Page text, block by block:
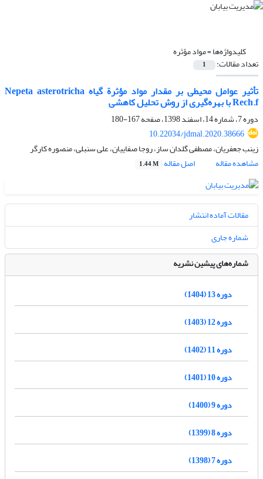
کلیدواژه‌ها =مواد مؤثره
تعداد مقالات: 1
تأثیر عوامل محیطی بر مقدار مواد مؤثرة گیاه Nepeta asterotricha
Rech.f با بهره‌گیری از روش تحلیل کاهشی
دوره 7، شماره 14، اسفند 1398، صفحه
167-180
10.22034/jdmal.2020.38666
زینب جعفریان، مصطفی گلدان ساز، روجا صفاییان، علی سنبلی، منصوره کارگر
مشاهده مقاله
اصل مقاله 1.44 M
مقالات آماده انتشار
شماره جاری
شماره‌های پیشین نشریه
دوره 13 (1404)
دوره 12 (1403)
دوره 11 (1402)
دوره 10 (1401)
دوره 9 (1400)
دوره 8 (1399)
دوره 7 (1398)